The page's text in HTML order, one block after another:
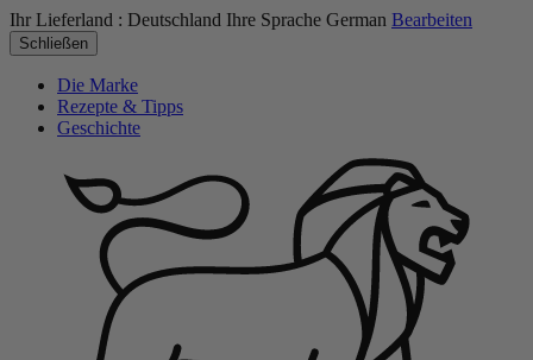
Ihr Lieferland : Deutschland Ihre Sprache German Bearbeiten
Schließen
Die Marke
Rezepte & Tipps
Geschichte